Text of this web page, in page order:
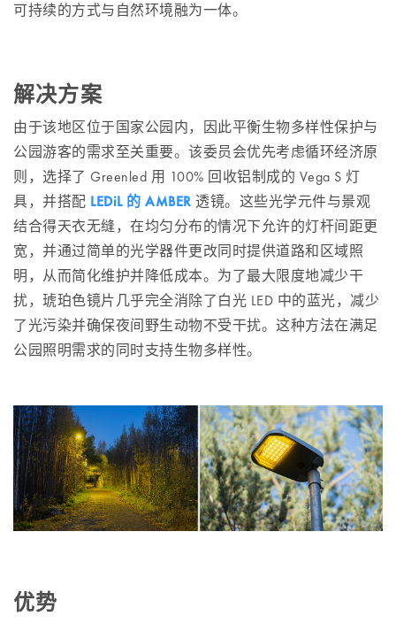
可持续的方式与自然环境融为一体。
解决方案
由于该地区位于国家公园内，因此平衡生物多样性保护与
公园游客的需求至关重要。该委员会优先考虑循环经济原
则，选择了 Greenled 用 100% 回收铝制成的 Vega S 灯
具，并搭配 LEDiL 的 AMBER 透镜。这些光学元件与景观
结合得天衣无缝，在均匀分布的情况下允许的灯杆间距更
宽，并通过简单的光学器件更改同时提供道路和区域照
明，从而简化维护并降低成本。为了最大限度地减少干
扰，琥珀色镜片几乎完全消除了白光 LED 中的蓝光，减少
了光污染并确保夜间野生动物不受干扰。这种方法在满足
公园照明需求的同时支持生物多样性。
优势